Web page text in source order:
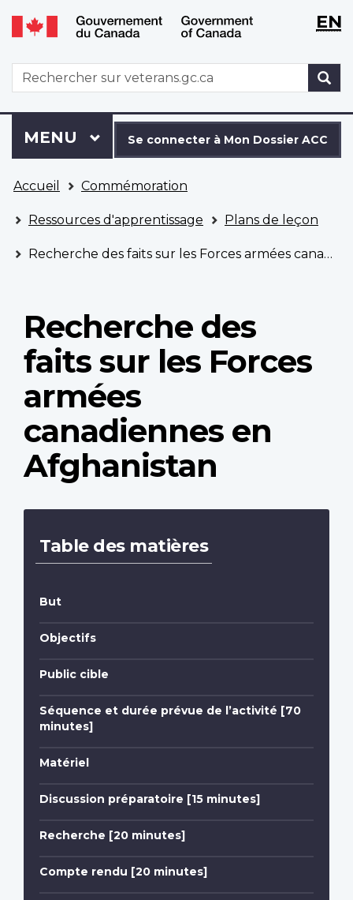
Aller
au
principal
Passer
à
version
HTML
simplifiée
WxT
WxTEN
WxT
Search
form
connecter
à
Dossier
ACC
Se connecter à Mon Dossier ACC
Menu
MENU PRINCIPAL
êtes
ici
Accueil Commémoration
Ressources d'apprentissage Plans de leçon
Recherche des faits sur les Forces armées canadiennes en Afghanistan
Recherche des
faits sur les Forces
armées
canadiennes en
Afghanistan
Table des matières
But
Objectifs
Public cible
Séquence et durée prévue de l’activité [70
minutes]
Matériel
Discussion préparatoire [15 minutes]
Recherche [20 minutes]
Compte rendu [20 minutes]